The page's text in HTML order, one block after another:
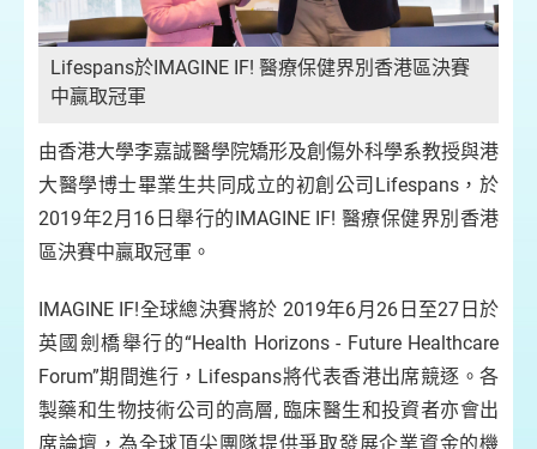
Lifespans於IMAGINE IF! 醫療保健界別香港區決賽
中贏取冠軍
由香港大學李嘉誠醫學院矯形及創傷外科學系教授與港
大醫學博士畢業生共同成立的初創公司Lifespans，於
2019年2月16日舉行的IMAGINE IF! 醫療保健界別香港
區決賽中贏取冠軍。
IMAGINE IF!全球總決賽將於 2019年6月26日至27日於
英國劍橋舉行的“Health Horizons - Future Healthcare
Forum”期間進行，Lifespans將代表香港出席競逐。各
製藥和生物技術公司的高層, 臨床醫生和投資者亦會出
席論壇，為全球頂尖團隊提供爭取發展企業資金的機